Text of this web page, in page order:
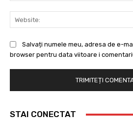
Salvați numele meu, adresa de e-
browser pentru data viitoare i
STAI CONECTAT